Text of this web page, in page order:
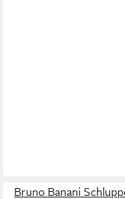
Bruno Banani